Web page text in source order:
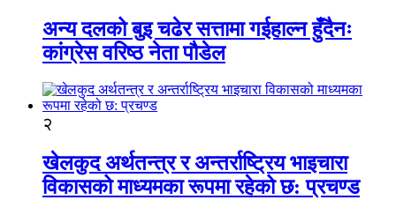
अन्य दलको बुइ चढेर सत्तामा गईहाल्न हुँदैनः
कांग्रेस वरिष्ठ नेता पौडेल
२
खेलकुद अर्थतन्त्र र अन्तर्राष्ट्रिय भाइचारा
विकासको माध्यमका रूपमा रहेको छ: प्रचण्ड